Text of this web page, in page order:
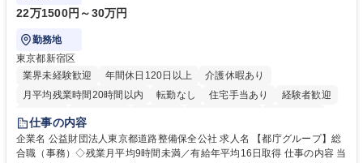
22万1500円～30万円
勤務地
東京都新宿区
業界未経験歓迎
年間休日120日以上
介護休暇あり
月平均残業時間20時間以内
転勤なし 住宅手当あり
経験者歓迎
研修あり
退職金あり
駅近5分以内
資格取得手当あり 食事補助あり
仕事の内容
企業名 公益財団法人東京都道路整備保全公社 求人名 【都庁グループ】総
合職（事務）◇残業月平均9時間未満／有給年平均16日取得 仕事の内容 当